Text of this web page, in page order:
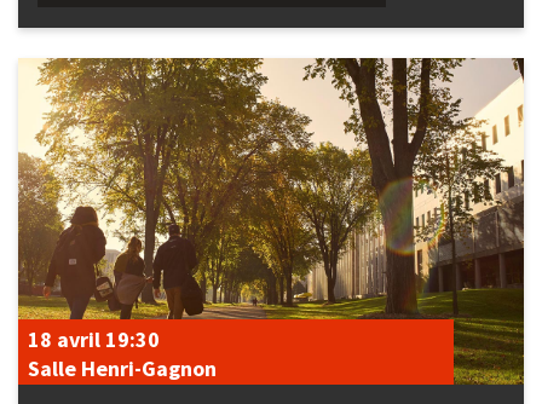
18 avril 19:30
Salle Henri-Gagnon